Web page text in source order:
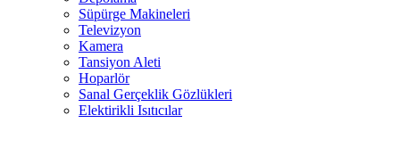
Süpürge Makineleri
Televizyon
Kamera
Tansiyon Aleti
Hoparlör
Sanal Gerçeklik Gözlükleri
Elektirikli Isıtıcılar